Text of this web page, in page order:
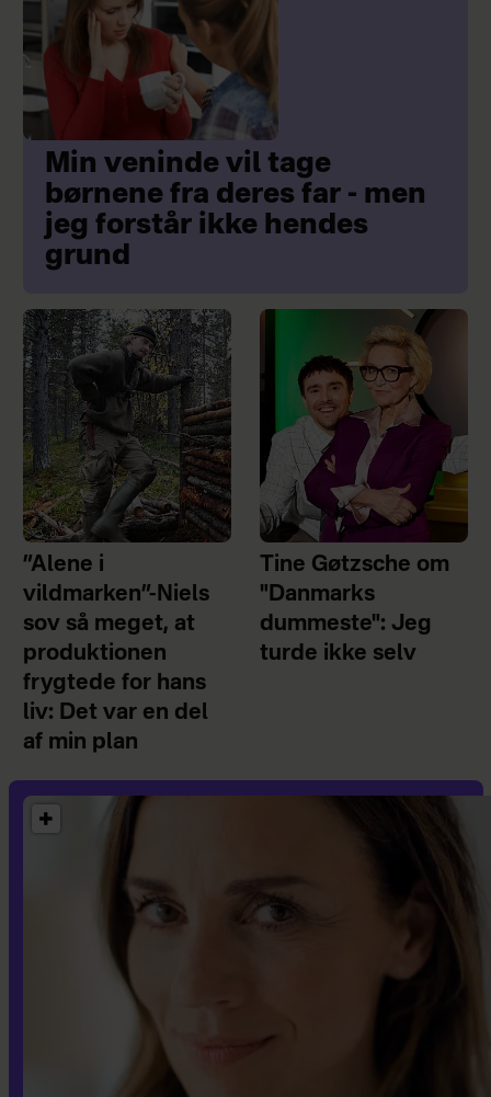
Min veninde vil tage
børnene fra deres far - men
jeg forstår ikke hendes
grund
”Alene i
vildmarken”-Niels
sov så meget, at
produktionen
frygtede for hans
liv: Det var en del
af min plan
Tine Gøtzsche om
"Danmarks
dummeste": Jeg
turde ikke selv